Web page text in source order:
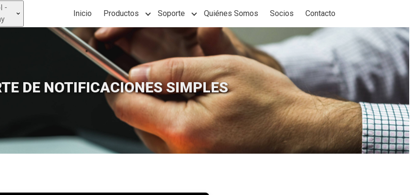
-
Inicio Productos
Show submenu for Productos
Soporte
Show submenu for Soporte
Quiénes Somos Socios Contacto
DE NOTIFICACIONES SIMPLES